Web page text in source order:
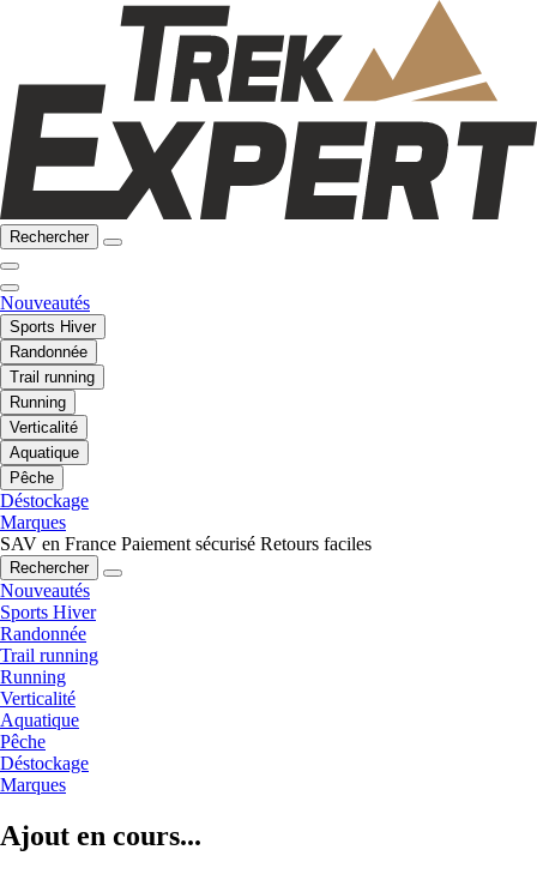
Rechercher
Nouveautés
Sports Hiver
Randonnée
Trail running
Running
Verticalité
Aquatique
Pêche
Déstockage
Marques
SAV en France Paiement sécurisé Retours faciles
Rechercher
Nouveautés
Sports Hiver
Randonnée
Trail running
Running
Verticalité
Aquatique
Pêche
Déstockage
Marques
Ajout en cours...